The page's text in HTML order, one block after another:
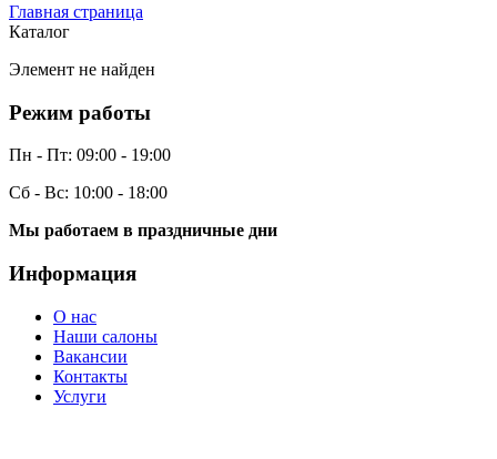
Главная страница
Каталог
Элемент не найден
Режим работы
Пн - Пт: 09:00 - 19:00
Сб - Вс: 10:00 - 18:00
Мы работаем в праздничные дни
Информация
О нас
Наши салоны
Вакансии
Контакты
Услуги